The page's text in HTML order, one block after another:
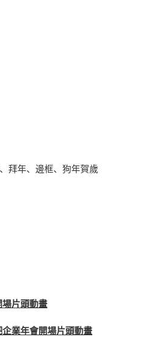
拜年、邊框、狗年賀歲
片頭動畫
業年會開場片頭動畫